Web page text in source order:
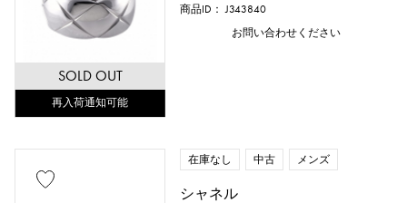
万円 ～
SOLD OUT
再入荷通知可能
商品ID： J343840
お問い合わせください
在庫なし 中古 メンズ
シャネル